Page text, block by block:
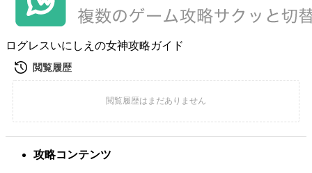
ログレスいにしえの女神攻略ガイド
攻略コンテンツ